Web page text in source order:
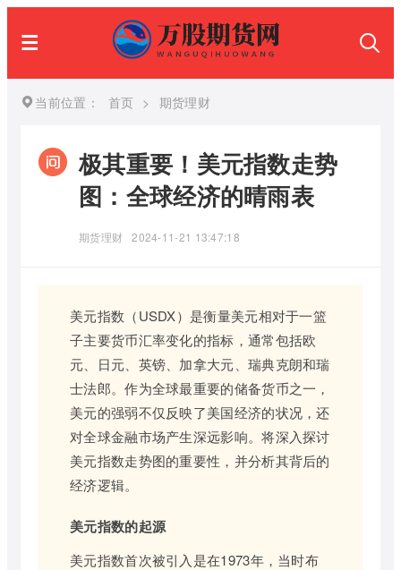
当前位置： 首页 > 期货理财
极其重要！美元指数走势
图：全球经济的晴雨表
期货理财 2024-11-21 13:47:18
美元指数（USDX）是衡量美元相对于一篮
子主要货币汇率变化的指标，通常包括欧
元、日元、英镑、加拿大元、瑞典克朗和瑞
士法郎。作为全球最重要的储备货币之一，
美元的强弱不仅反映了美国经济的状况，还
对全球金融市场产生深远影响。将深入探讨
美元指数走势图的重要性，并分析其背后的
经济逻辑。
美元指数的起源
美元指数首次被引入是在1973年，当时布